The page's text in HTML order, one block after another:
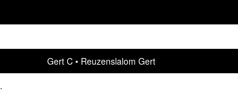
Gert C
Reuzenslalom Gert
.